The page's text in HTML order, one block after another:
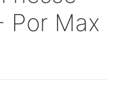
Por Max